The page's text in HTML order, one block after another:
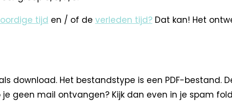
tijd en / of de verleden tijd?Dat kan! Het
download. Het bestandstype is een PDF-bestand.
geen mail ontvangen? Kijk dan even in je spam